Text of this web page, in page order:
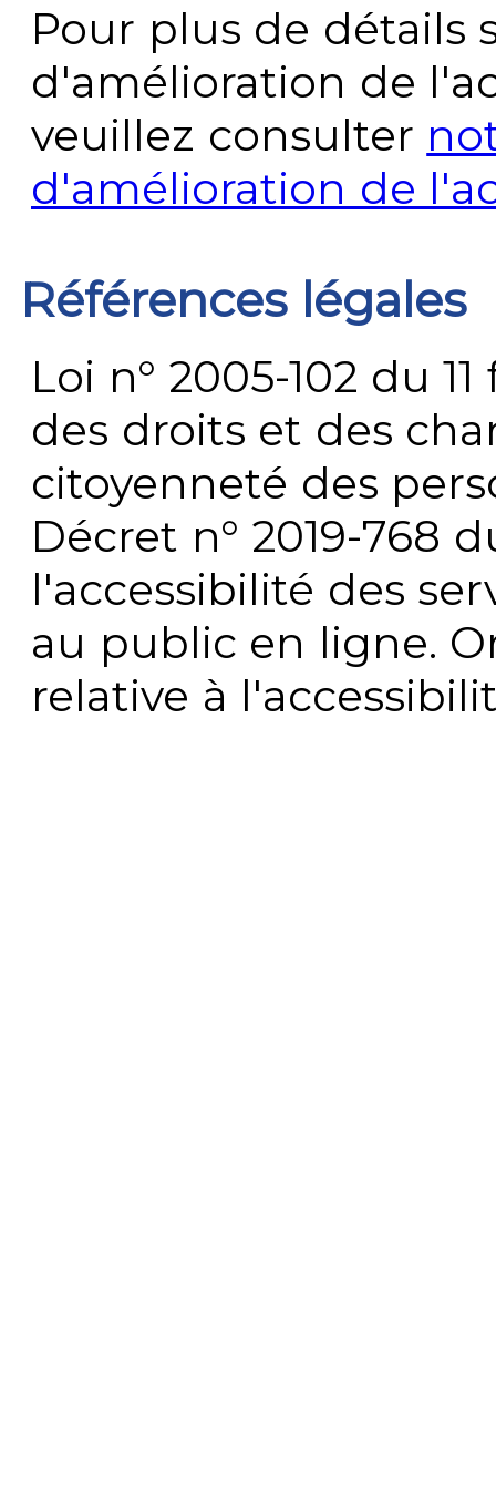
Pour plus de détails
d'amélioration de
veuillez consulter
d'amélioration de
Références légales
Loi n° 2005-102 du
des droits et des
citoyenneté des
Décret n° 2019-768
l'accessibilité des
au public en ligne.
relative à